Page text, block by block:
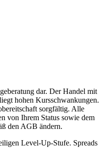
dar. Der Handel mit
hohen Kursschwankungen.
sorgfältig. Alle
von Ihrem Status sowie dem
den AGB ändern.
Level-Up-Stufe. Spreads